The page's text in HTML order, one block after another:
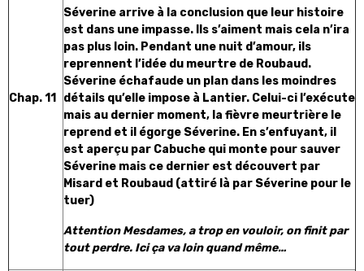
Chap. 11
Séverine arrive à la conclusion que leur histoire
est dans une impasse. Ils s’aiment mais cela n’ira
pas plus loin. Pendant une nuit d’amour, ils
reprennent l’idée du meurtre de Roubaud.
Séverine échafaude un plan dans les moindres
détails qu’elle impose à Lantier. Celui-ci l’exécute
mais au dernier moment, la fièvre meurtrière le
reprend et il égorge Séverine. En s’enfuyant, il
est aperçu par Cabuche qui monte pour sauver
Séverine mais ce dernier est découvert par
Misard et Roubaud (attiré là par Séverine pour le
tuer)
Attention Mesdames, a trop en vouloir, on finit par
tout perdre. Ici ça va loin quand même…